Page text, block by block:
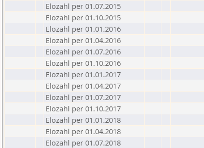
Elozahl per 01.07.2015
Elozahl per 01.10.2015
Elozahl per 01.01.2016
Elozahl per 01.04.2016
Elozahl per 01.07.2016
Elozahl per 01.10.2016
Elozahl per 01.01.2017
Elozahl per 01.04.2017
Elozahl per 01.07.2017
Elozahl per 01.10.2017
Elozahl per 01.01.2018
Elozahl per 01.04.2018
Elozahl per 01.07.2018